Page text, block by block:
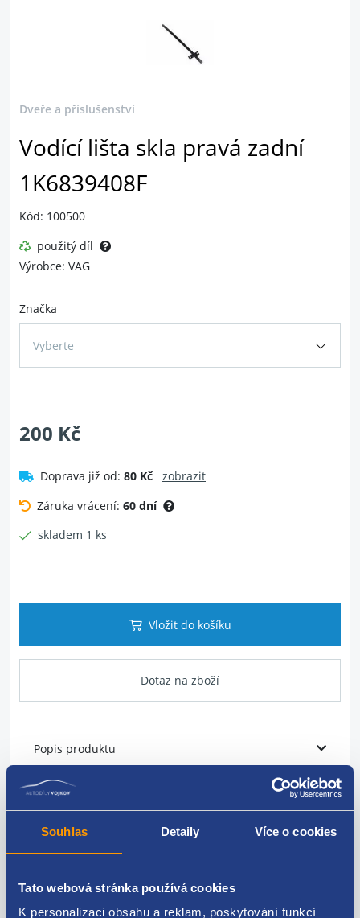
Souhlas Detaily Více o cookies
Tato webová stránka používá cookies
K personalizaci obsahu a reklam, poskytování funkcí
Dveře a příslušenství
Vodící lišta skla pravá zadní
1K6839408F
Kód: 100500
použitý díl
Výrobce: VAG
Značka
Vyberte
200 Kč
Doprava již od: 80 Kč
zobrazit
Záruka vrácení: 60 dní
skladem 1 ks
Vložit do košíku
Dotaz na zboží
Popis produktu
vodící lišta skla
strana: pravá
VAG originál: 1K6839408F 1K6839408B 1K6839408D